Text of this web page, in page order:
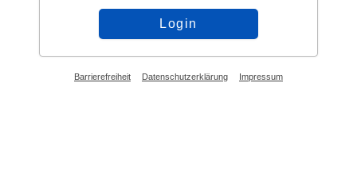
Login
Barrierefreiheit Datenschutzerklärung Impressum